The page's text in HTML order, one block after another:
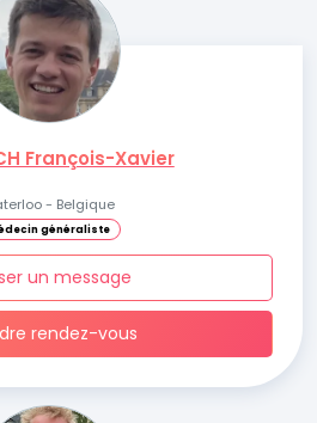
François-Xavier
- Belgique
généraliste
un message
rendez-vous